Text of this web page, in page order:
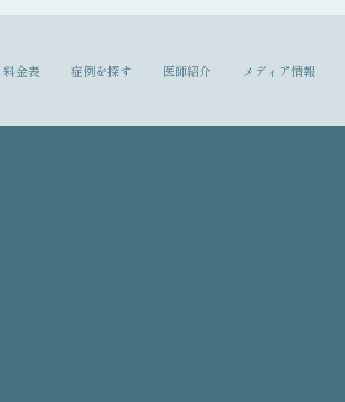
料金表 症例を探す 医師紹介 メディア情報